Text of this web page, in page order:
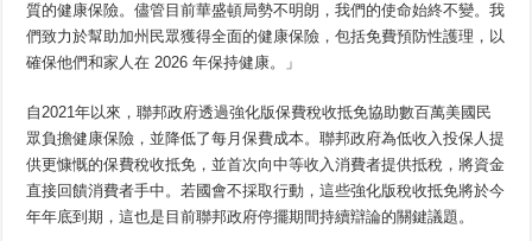
質的健康保險。儘管目前華盛頓局勢不明朗，我們的使命始終不變。我
們致力於幫助加州民眾獲得全面的健康保險，包括免費預防性護理，以
確保他們和家人在 2026 年保持健康。」
自2021年以來，聯邦政府透過強化版保費稅收抵免協助數百萬美國民
眾負擔健康保險，並降低了每月保費成本。聯邦政府為低收入投保人提
供更慷慨的保費稅收抵免，並首次向中等收入消費者提供抵稅，將資金
直接回饋消費者手中。若國會不採取行動，這些強化版稅收抵免將於今
年年底到期，這也是目前聯邦政府停擺期間持續辯論的關鍵議題。